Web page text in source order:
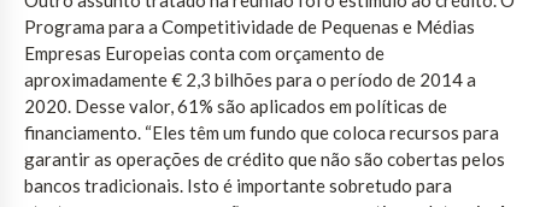
Programa para a Competitividade de Pequenas e Médias
Empresas Europeias conta com orçamento de
aproximadamente € 2,3 bilhões para o período de 2014 a
2020. Desse valor, 61% são aplicados em políticas de
financiamento. “Eles têm um fundo que coloca recursos para
garantir as operações de crédito que não são cobertas pelos
bancos tradicionais. Isto é importante sobretudo para